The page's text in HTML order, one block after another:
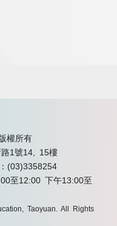
權所有
1號14, 15樓
(03)3358254
至12:00 下午13:00至
Taoyuan. All Rights